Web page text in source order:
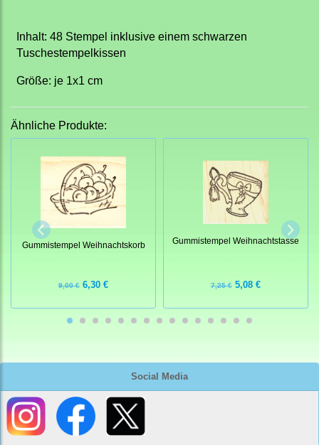
Social Media
Inhalt: 48 Stempel inklusive einem schwarzen
Tuschestempelkissen
Größe: je 1x1 cm
Ähnliche Produkte:
Gummistempel Weihnachtskorb
9,00 € 6,30 €
Gummistempel Weihnachtstasse
7,25 € 5,08 €